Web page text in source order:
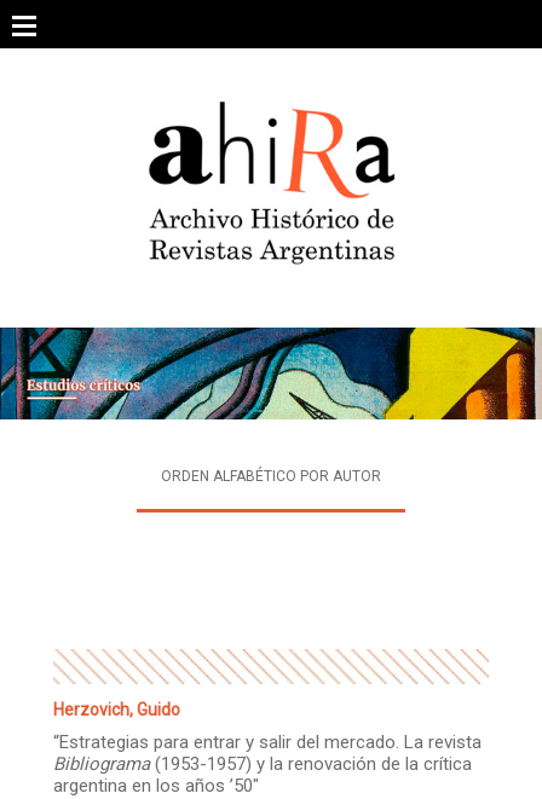
content
ARCHIVO DE REVISTAS
ESTUDIOS CRÍTICOS
INTEGRANTES
ORDEN ALFABÉTICO POR AUTOR
Herzovich, Guido
“Estrategias para entrar y salir del mercado. La revista
Bibliograma(1953-1957) y la renovación de la crítica
argentina en los años ’50″